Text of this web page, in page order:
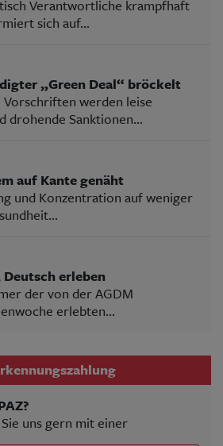
Verantwortliche krampfhaft
sich auf...
„Green Deal“ bröckelt
werden leise
drohende Sanktionen...
auf Kante genäht
und Konzentration auf weniger
erleben
der von der AGDM
erlebten...
uns gern mit einer